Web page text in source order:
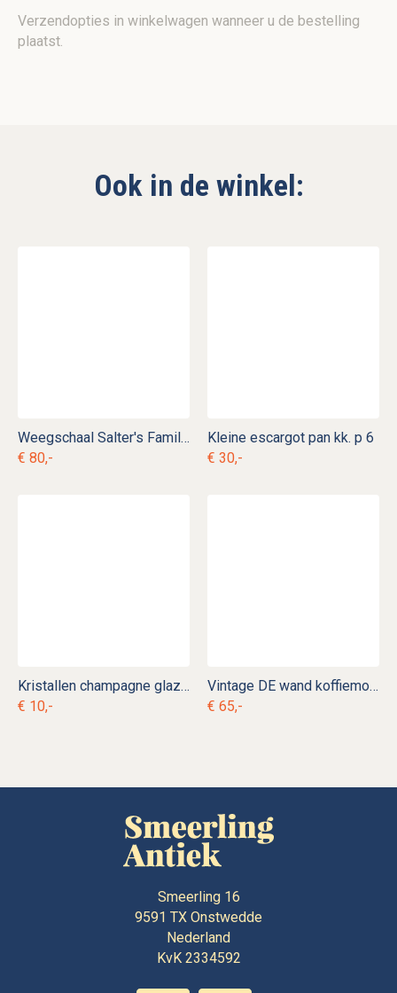
Verzendopties in winkelwagen wanneer u de bestelling
plaatst.
Ook in de winkel:
Weegschaal Salter's Family Scale
€ 80,-
Kleine escargot pan kk. p 6
€ 30,-
Kristallen champagne glazen k. s 10
€ 10,-
Vintage DE wand koffiemolen nr. 4
€ 65,-
Smeerling 16
9591 TX Onstwedde
Nederland
KvK 2334592